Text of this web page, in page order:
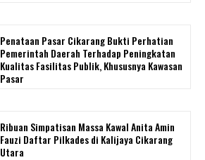
Penataan Pasar Cikarang Bukti Perhatian
Pemerintah Daerah Terhadap Peningkatan
Kualitas Fasilitas Publik, Khususnya Kawasan
Pasar
Ribuan Simpatisan Massa Kawal Anita Amin
Fauzi Daftar Pilkades di Kalijaya Cikarang
Utara